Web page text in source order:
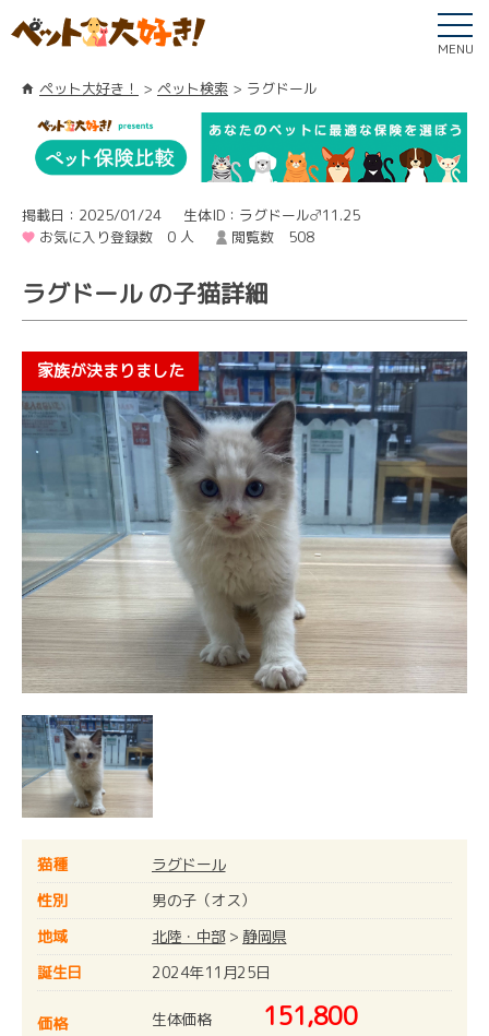
MENU
ペット大好き！ ペット検索 ラグドール
掲載日：2025/01/24
生体ID：ラグドール♂11.25
お気に入り登録数 0 人
閲覧数 508
ラグドール の子猫詳細
猫種
ラグドール
性別
男の子（オス）
地域
北陸・中部> 静岡県
誕生日
2024年11月25日
価格 生体価格 151,800